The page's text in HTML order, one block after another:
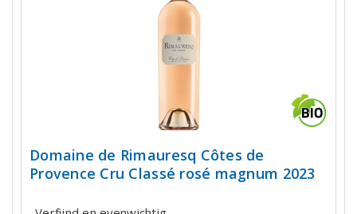
Domaine de Rimauresq Côtes de
Provence Cru Classé rosé magnum 2023